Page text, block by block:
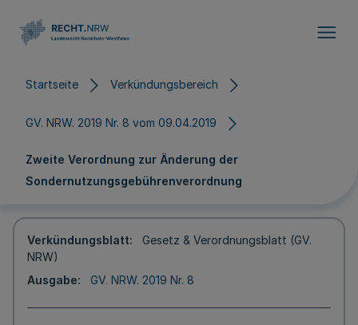
Startseite Verkündungsbereich
GV. NRW. 2019 Nr. 8 vom 09.04.2019
Zweite Verordnung zur Änderung der
Sondernutzungsgebührenverordnung
Verkündungsblatt
Gesetz & Verordnungsblatt (GV.
NRW)
Ausgabe
GV. NRW. 2019 Nr. 8